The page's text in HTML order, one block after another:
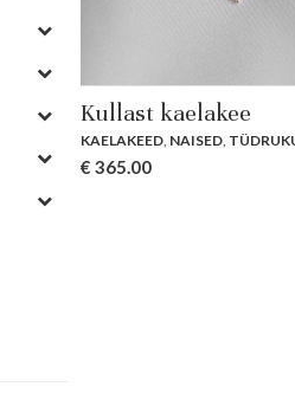
Kullast kaelakee
KAELAKEED, NAISED,
€ 365.00